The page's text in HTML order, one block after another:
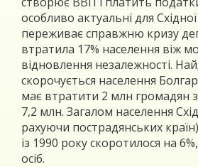
особливо актуальні для
переживає справжню кризу
втратила 17% населення віж
відновлення незалежності.
скорочується населення
має втратити 2 млн громадян
7,2 млн. Загалом населення
рахуючи пострадянських
із 1990 року скоротилося на
осіб.